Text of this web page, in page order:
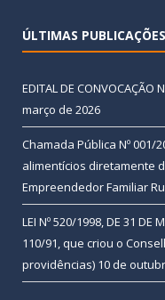
ÚLTIMAS PUBLICAÇÕES
EDITAL DE CONVOCAÇÃO
março de 2026
Chamada Pública Nº
alimentícios diretamente
Empreendedor Familiar
LEI Nº 520/1998, DE 31 DE
110/91, que criou o
providências) 10 de